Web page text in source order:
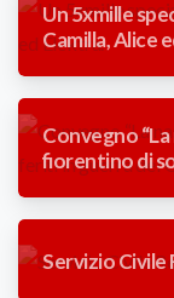
Un 5xmille
Camilla, Alice
Convegno
fiorentino di
Servizio Civile